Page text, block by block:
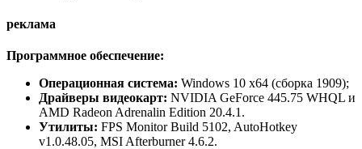
реклама
Программное обеспечение:
Операционная система: Windows 10 x64 (сборка 1909);
Драйверы видеокарт: NVIDIA GeForce 445.75 WHQL и
AMD Radeon Adrenalin Edition 20.4.1.
Утилиты: FPS Monitor Build 5102, AutoHotkey
v1.0.48.05, MSI Afterburner 4.6.2.